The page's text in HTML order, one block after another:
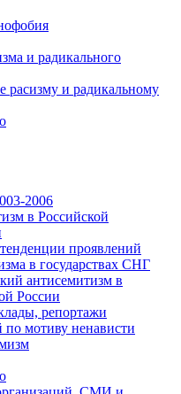
и радикального
расизму и радикальному
2006
в Российской
проявлений
в государствах СНГ
антисемитизм в
России
репортажи
по мотиву ненависти